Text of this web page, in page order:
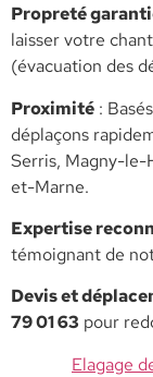
​Propreté
laisser votre
(évacuation des
​Proximité :
déplaçons
Serris, Magny-le-
et-Marne.
​Expertise
témoignant de
​Devis et
79 01 63 pour
Elagage